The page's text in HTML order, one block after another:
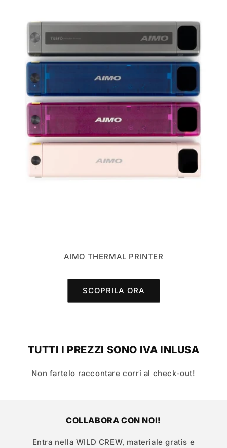
AIMO THERMAL PRINTER
SCOPRILA ORA
TUTTI I PREZZI SONO IVA INLUSA
Non fartelo raccontare corri al check-out!
COLLABORA CON NOI!
Entra nella WILD CREW, materiale gratis e